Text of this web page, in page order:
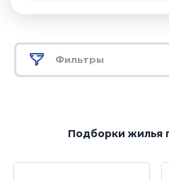
Фильтры
Подборки жилья